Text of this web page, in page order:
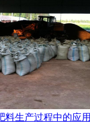
料生产过程中的应用